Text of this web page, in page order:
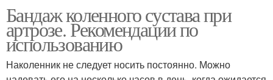
Бандаж коленного сустава при
артрозе. Рекомендации по
использованию
Наколенник не следует носить постоянно. Можно